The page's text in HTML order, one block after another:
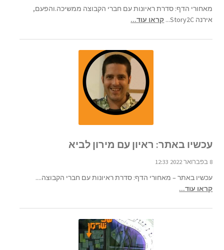
מאחורי הדף: סדרת ראיונות עם חברי הקבוצה ממשיכה.והפעם,
אירנה Story2C...
קראו עוד...
עכשיו באתר: ראיון עם מירון לביא
8 בפברואר 2022 12:33
עכשיו באתר – מאחורי הדף: סדרת ראיונות עם חברי הקבוצה....
קראו עוד...